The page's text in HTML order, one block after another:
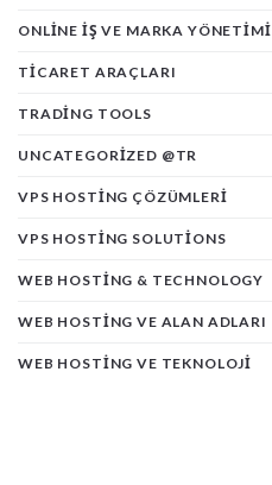
ONLINE İŞ VE MARKA YÖNETIMI
TICARET ARAÇLARI
TRADING TOOLS
UNCATEGORIZED @TR
VPS HOSTING ÇÖZÜMLERI
VPS HOSTING SOLUTIONS
WEB HOSTING & TECHNOLOGY
WEB HOSTING VE ALAN ADLARI
WEB HOSTING VE TEKNOLOJI